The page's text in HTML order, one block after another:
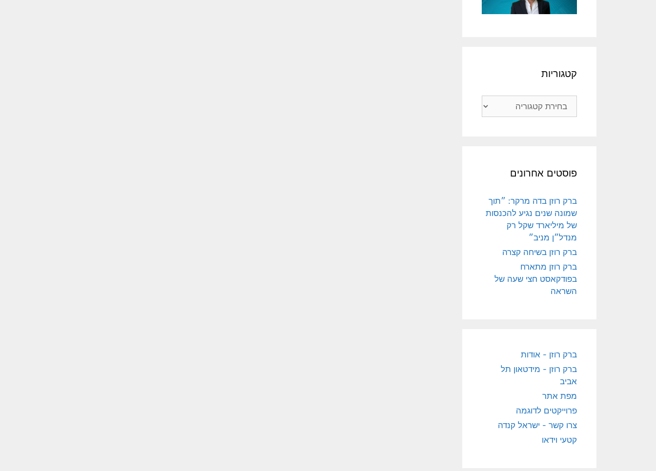
קטגוריות
פוסטים אחרונים
ברק רוזן בדה מרקר: ״תוך
שמונה שנים נגיע להכנסות
של מיליארד שקל רק
מנדל״ן מניב״
ברק רוזן בשיחה קצרה
ברק רוזן מתארח
בפודקאסט חצי שעה של
השראה
ברק רוזן - אודות
ברק רוזן - מידטאון תל
אביב
מפת אתר
פרוייקטים לדוגמה
צרו קשר - ישראל קנדה
קטעי וידאו